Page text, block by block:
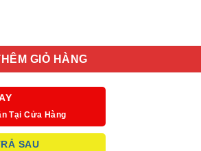
GIỎ HÀNG
Tại Cửa Hàng
SAU